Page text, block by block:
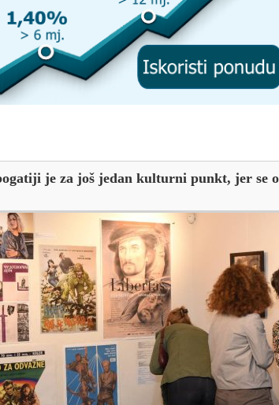
je za još jedan kulturni punkt, jer se